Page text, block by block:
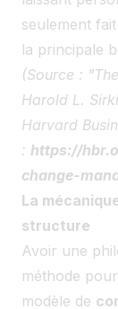
seulement
la principale
(Source :
Harold L.
Harvard
: https://
change-
La
structure
Avoir une
méthode
modèle de